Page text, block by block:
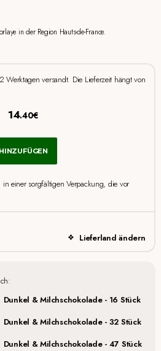
in der Region Hauts-de-France.
Werktagen versandt. Die Lieferzeit hängt von
14.40€
HINZUFÜGEN
in einer sorgfältigen Verpackung, die vor
Lieferland ändern
Dunkel & Milchschokolade - 16 Stück
Dunkel & Milchschokolade - 32 Stück
Dunkel & Milchschokolade - 47 Stück